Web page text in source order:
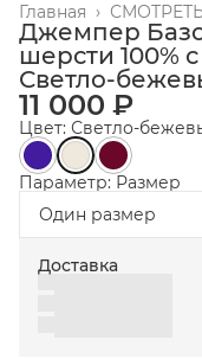
Главная ›
Джемпер
шерсти 100%
Светло-
11 000 ₽
Цвет: Светло-
Параметр: Размер
Один размер
Доставка